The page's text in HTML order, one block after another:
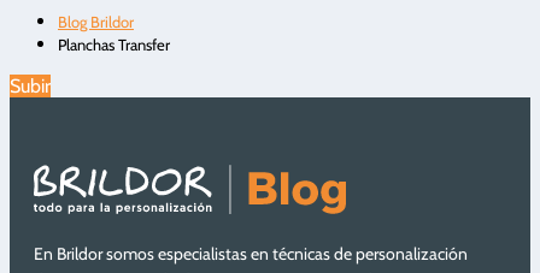
Blog Brildor
Planchas Transfer
Subir
En Brildor somos especialistas en técnicas de personalización